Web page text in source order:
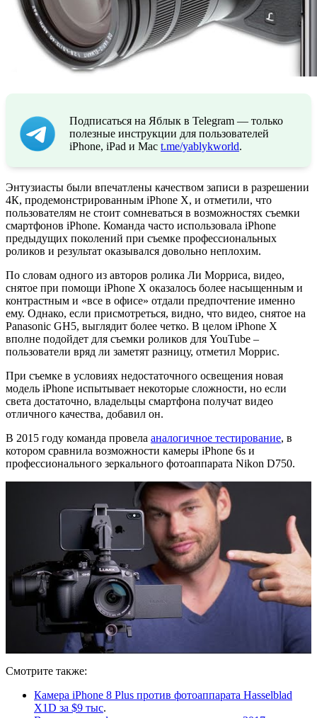
Подписаться на Яблык в Telegram — только
полезные инструкции для пользователей
iPhone, iPad и Mac t.me/yablykworld.
Энтузиасты были впечатлены качеством записи в разрешении
4К, продемонстрированным iPhone X, и отметили, что
пользователям не стоит сомневаться в возможностях съемки
смартфонов iPhone. Команда часто использовала iPhone
предыдущих поколений при съемке профессиональных
роликов и результат оказывался довольно неплохим.
По словам одного из авторов ролика Ли Морриса, видео,
снятое при помощи iPhone X оказалось более насыщенным и
контрастным и «все в офисе» отдали предпочтение именно
ему. Однако, если присмотреться, видно, что видео, снятое на
Panasonic GH5, выглядит более четко. В целом iPhone X
вполне подойдет для съемки роликов для YouTube –
пользователи вряд ли заметят разницу, отметил Моррис.
При съемке в условиях недостаточного освещения новая
модель iPhone испытывает некоторые сложности, но если
света достаточно, владельцы смартфона получат видео
отличного качества, добавил он.
В 2015 году команда провела аналогичное тестирование, в
котором сравнила возможности камеры iPhone 6s и
профессионального зеркального фотоаппарата Nikon D750.
Смотрите также:
Камера iPhone 8 Plus против фотоаппарата Hasselblad
X1D за $9 тыс.